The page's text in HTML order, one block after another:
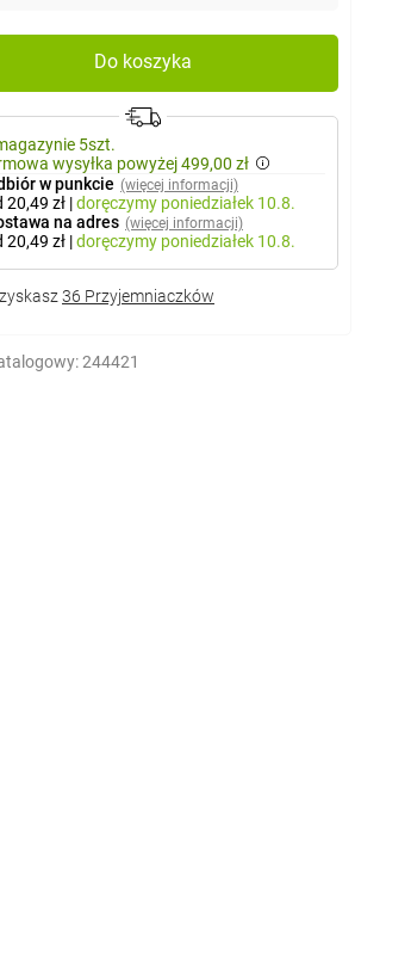
Do koszyka
5szt.
wysyłka powyżej 499,00 zł
w punkcie (więcej informacji)
20,49 zł |doręczymy poniedziałek 10.8.
na adres (więcej informacji)
20,49 zł |doręczymy poniedziałek 10.8.
36 Przyjemniaczków
244421